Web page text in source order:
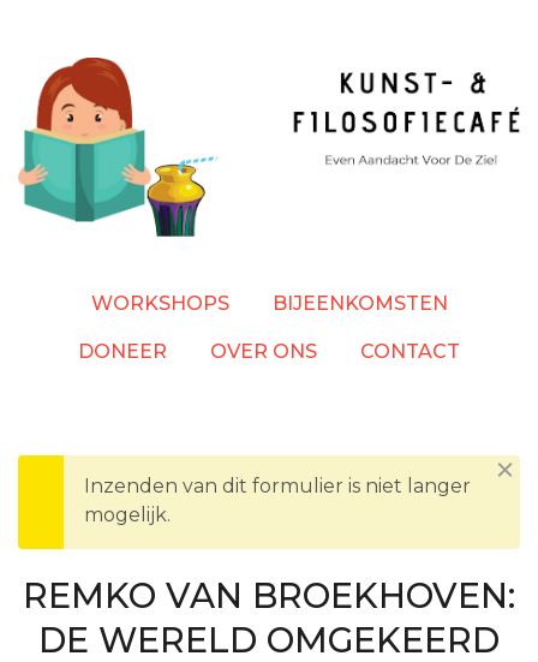
inhoud
gaan
WORKSHOPS BIJEENKOMSTEN
DONEER OVER ONS CONTACT
WAARSCHUWINGSBERICHT
Inzenden van dit formulier is niet langer
mogelijk.
REMKO VAN BROEKHOVEN:
DE WERELD OMGEKEERD